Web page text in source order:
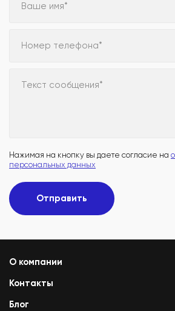
Ваше имя*
Номер телефона*
Текст сообщения*
Нажимая на кнопку вы даете согласие на
персональных данных
Отправить
О компании
Контакты
Блог